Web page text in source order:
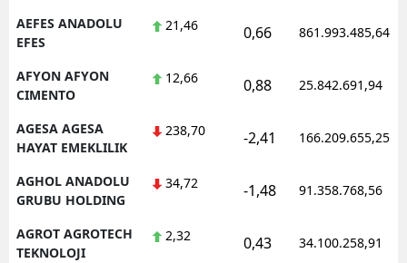
AEFES ANADOLU
EFES
21,46 0,66 861.993.485,64
AFYON AFYON
CIMENTO
12,66 0,88 25.842.691,94
AGESA AGESA
HAYAT EMEKLILIK
238,70 -2,41 166.209.655,25
AGHOL ANADOLU
GRUBU HOLDING
34,72 -1,48 91.358.768,56
AGROT AGROTECH
TEKNOLOJI
2,32 0,43 34.100.258,91